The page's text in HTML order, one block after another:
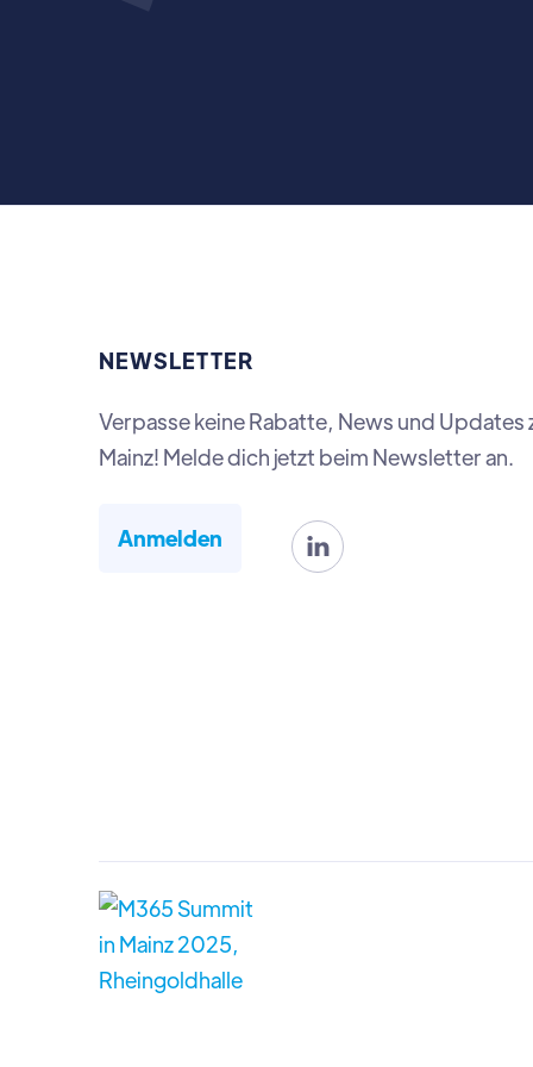
NEWSLETTER
Verpasse keine Rabatte, News und Updates
Mainz! Melde dich jetzt beim Newsletter an.
Anmelden 